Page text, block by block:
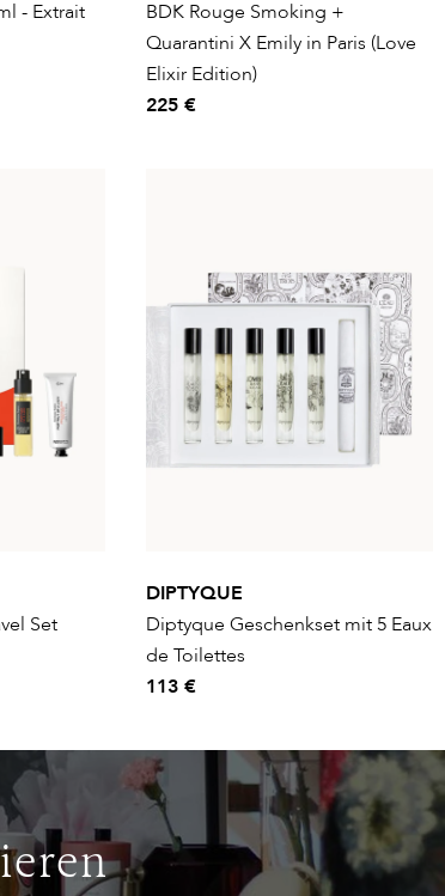
- Extrait
BDK Rouge Smoking +
Quarantini X Emily in Paris (Love
Elixir Edition)
225 €
Set
DIPTYQUE
Diptyque Geschenkset mit 5 Eaux
de Toilettes
113 €